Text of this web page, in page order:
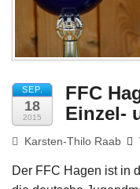
SEP.
18
2015
FFC
Einzel-
Karsten-Thilo Raab
Der FFC Hagen ist in